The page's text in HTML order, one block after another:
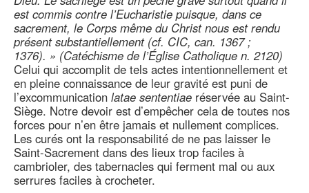
est commis contre l’Eucharistie puisque, dans ce
sacrement, le Corps même du Christ nous est rendu
présent substantiellement (cf. CIC, can. 1367 ;
1376). » (Catéchisme de l’Église Catholique n. 2120)
Celui qui accomplit de tels actes intentionnellement et
en pleine connaissance de leur gravité est puni de
l’excommunication latae sententiae réservée au Saint-
Siège. Notre devoir est d’empêcher cela de toutes nos
forces pour n’en être jamais et nullement complices.
Les curés ont la responsabilité de ne pas laisser le
Saint-Sacrement dans des lieux trop faciles à
cambrioler, des tabernacles qui ferment mal ou aux
serrures faciles à crocheter.